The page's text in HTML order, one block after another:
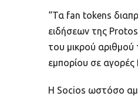
“Τα fan tokens
ειδήσεων της
του μικρού
εμπορίου σε
Η Socios ωστόσο